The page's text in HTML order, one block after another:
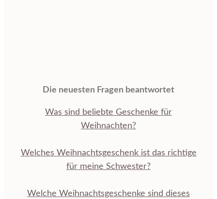
Die neuesten Fragen beantwortet
Was sind beliebte Geschenke für
Weihnachten?
Welches Weihnachtsgeschenk ist das richtige
für meine Schwester?
Welche Weihnachtsgeschenke sind dieses